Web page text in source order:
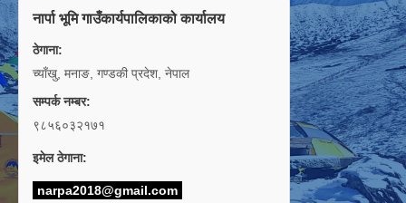
नार्पा भूमि गाउँकार्यपालिकाको कार्यालय
ठेगाना:
च्याँखु, मनाङ, गण्डकी प्रदेश, नेपाल
सम्पर्क नम्बर:
९८५६०३२१७१
इमेल ठेगाना:
narpa2018@gmail.com